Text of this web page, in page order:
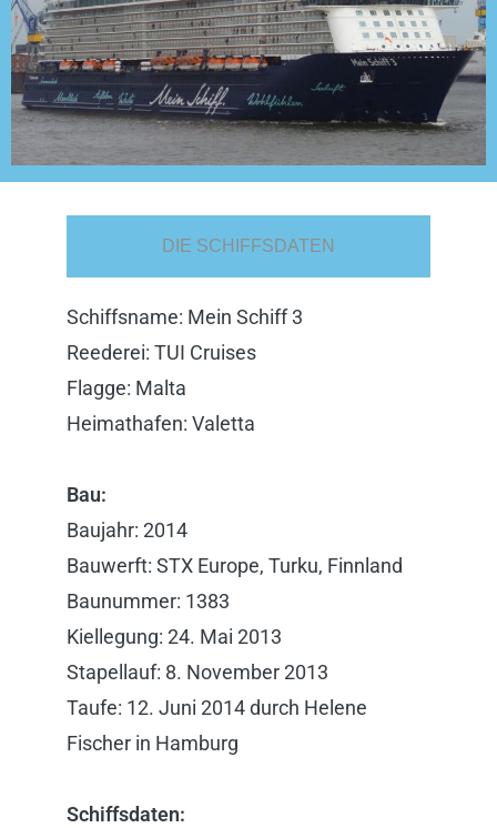
DIE SCHIFFSDATEN
Schiffsname: Mein Schiff 3
Reederei: TUI Cruises
Flagge: Malta
Heimathafen: Valetta
Bau:
Baujahr: 2014
Bauwerft: STX Europe, Turku, Finnland
Baunummer: 1383
Kiellegung: 24. Mai 2013
Stapellauf: 8. November 2013
Taufe: 12. Juni 2014 durch Helene
Fischer in Hamburg
Schiffsdaten: